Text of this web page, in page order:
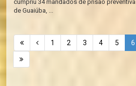
cumpriu 34 mandados de prisão
de Guaiúba, ...
1 2 3 4 5 6